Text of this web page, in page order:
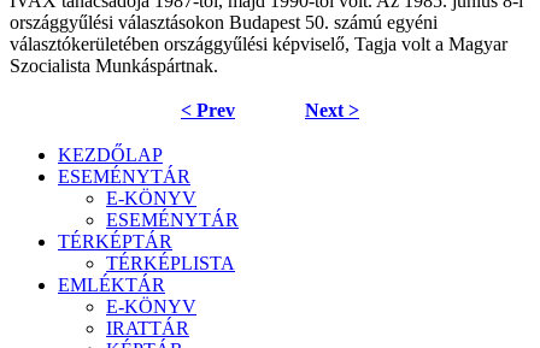
országgyűlési választásokon Budapest 50. számú egyéni
választókerületében országgyűlési képviselő, Tagja volt a Magyar
Szocialista Munkáspártnak.
< Prev Next >
KEZDŐLAP
ESEMÉNYTÁR
E-KÖNYV
ESEMÉNYTÁR
TÉRKÉPTÁR
TÉRKÉPLISTA
EMLÉKTÁR
E-KÖNYV
IRATTÁR